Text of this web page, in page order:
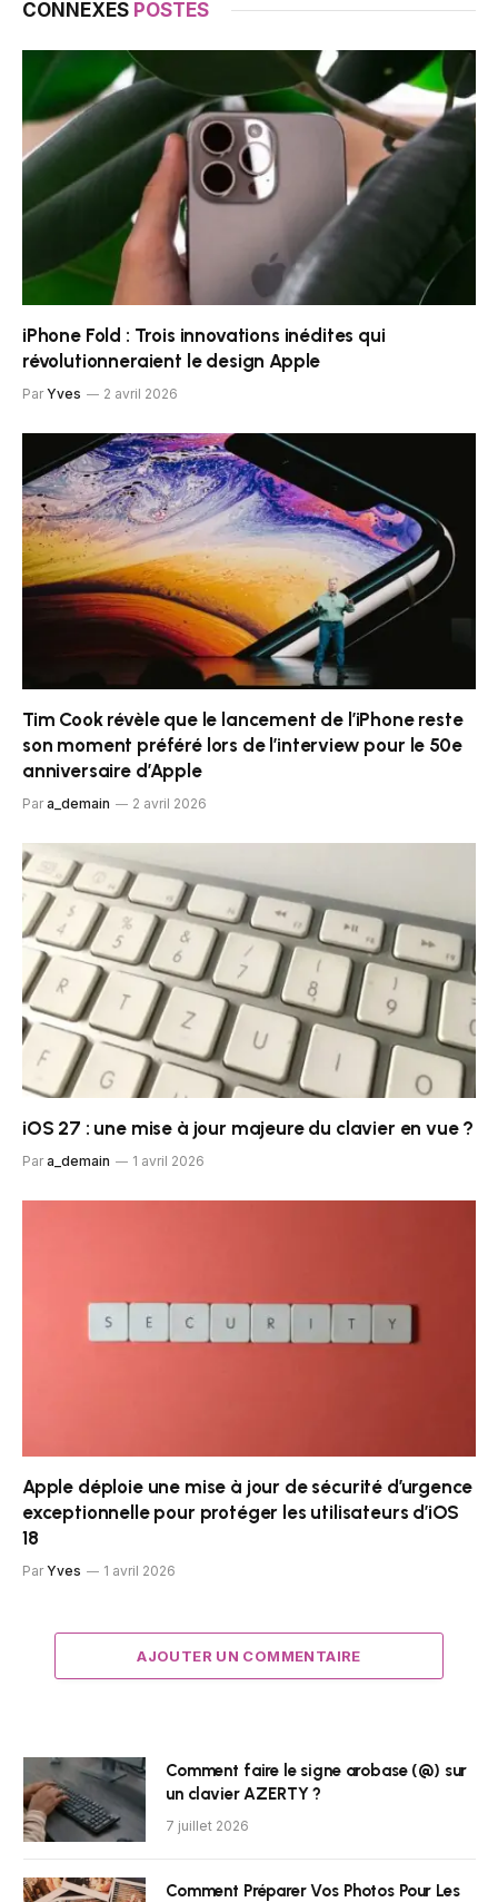
CONNEXES POSTES
iPhone Fold : Trois innovations inédites qui
révolutionneraient le design Apple
Par Yves 2 avril 2026
Tim Cook révèle que le lancement de l’iPhone reste
son moment préféré lors de l’interview pour le 50e
anniversaire d’Apple
Par a_demain 2 avril 2026
iOS 27 : une mise à jour majeure du clavier en vue ?
Par a_demain 1 avril 2026
Apple déploie une mise à jour de sécurité d’urgence
exceptionnelle pour protéger les utilisateurs d’iOS
18
Par Yves 1 avril 2026
AJOUTER UN COMMENTAIRE
Comment faire le signe arobase (@) sur
un clavier AZERTY ?
7 juillet 2026
Comment Préparer Vos Photos Pour Les